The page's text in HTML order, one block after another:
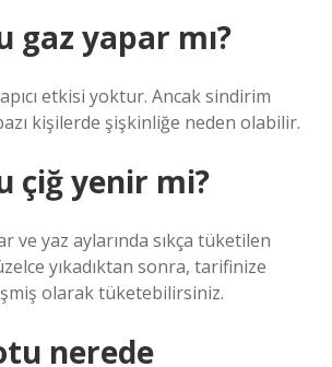
gaz yapar mı?
etkisi yoktur. Ancak sindirim
kişilerde şişkinliğe neden olabilir.
çiğ yenir mi?
ve yaz aylarında sıkça tüketilen
yıkadıktan sonra, tarifinize
olarak tüketebilirsiniz.
nerede